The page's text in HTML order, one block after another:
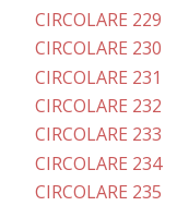
CIRCOLARE 229
CIRCOLARE 230
CIRCOLARE 231
CIRCOLARE 232
CIRCOLARE 233
CIRCOLARE 234
CIRCOLARE 235